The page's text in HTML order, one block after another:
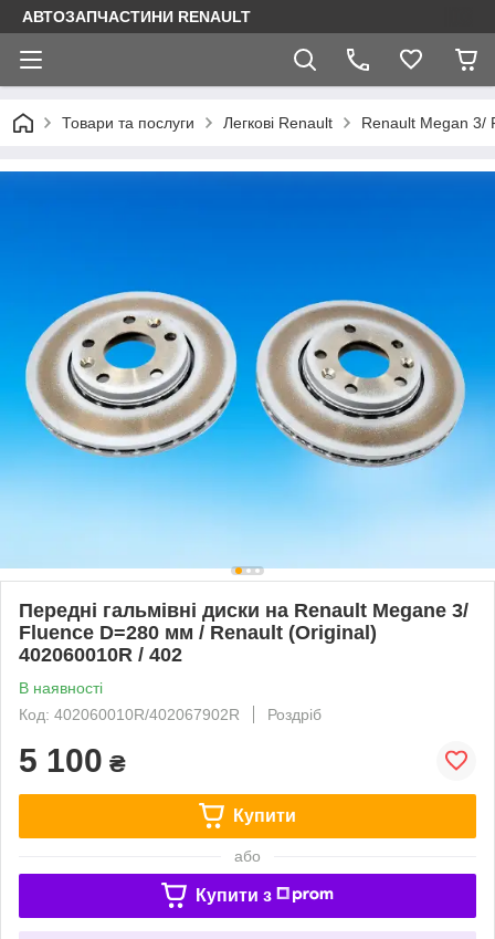
АВТОЗАПЧАСТИНИ RENAULT
Товари та послуги Легкові Renault Renault Megan 3/
Передні гальмівні диски на Renault Megane 3/
Fluence D=280 мм / Renault (Original)
402060010R / 402
В наявності
Код: 402060010R/402067902R
Роздріб
5 100 ₴
Купити
або
Купити з